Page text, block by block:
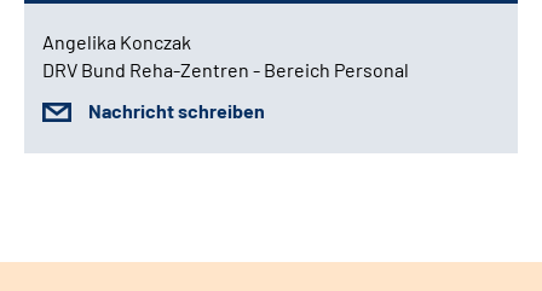
Angelika Konczak
DRV Bund Reha-Zentren - Bereich Personal
Nachricht schreiben